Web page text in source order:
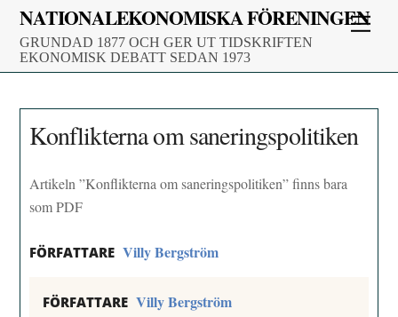
Skip
content
NATIONALEKONOMISKA FÖRENINGEN
GRUNDAD 1877 OCH GER UT TIDSKRIFTEN
EKONOMISK DEBATT SEDAN 1973
Konflikterna om saneringspolitiken
Artikeln ”Konflikterna om saneringspolitiken” finns bara
som PDF
FÖRFATTARE Villy Bergström
FÖRFATTARE Villy Bergström